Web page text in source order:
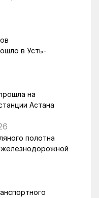
в Усть-
на
Астана
полотна
железнодорожной